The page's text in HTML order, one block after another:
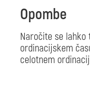
Opombe
Naročite se
ordinacijskem
celotnem